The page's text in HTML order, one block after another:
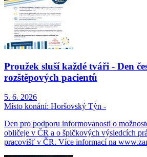
Proužek sluší každé tváři - Den
rozštěpových pacientů
5. 6. 2026
Místo konání: Horšovský Týn -
Den pro podporu informovanosti o
obličeje v ČR a o špičkových výsledcích
pracovišť v ČR. Více informací na